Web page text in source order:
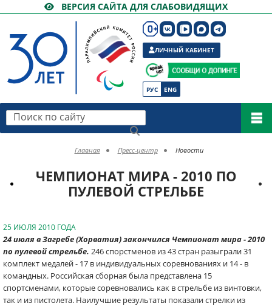
ВЕРСИЯ САЙТА ДЛЯ СЛАБОВИДЯЩИХ
РУС ENG
ЛИЧНЫЙ КАБИНЕТ
Поиск по сайту
Главная Пресс-центр Новости
ЧЕМПИОНАТ МИРА - 2010 ПО
ПУЛЕВОЙ СТРЕЛЬБЕ
25 ИЮЛЯ 2010 ГОДА
24 июля в Загребе (Хорватия) закончился Чемпионат мира - 2010
по пулевой стрельбе. 246 спорстменов из 43 стран разыграли 31
комплект медалей - 17 в индивидуальных соревнованиях и 14 - в
командных. Российская сборная была представлена 15
спортсменами, которые соревновались как в стрельбе из винтовки,
так и из пистолета. Наилучшие результаты показали стрелки из